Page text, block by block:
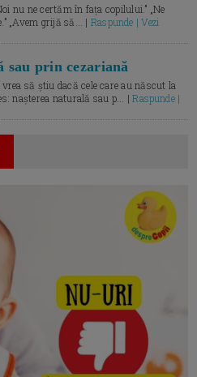
nu ne certăm în fața copilului.” „Ne
„Avem grijă să... | Raspunde | Vezi
sau prin cezariană
să știu dacă cele care au născut la
nașterea naturală sau p... |Raspunde |